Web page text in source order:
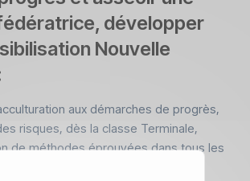
développer
Nouvelle
aux démarches de progrès,
risques, dès la classe Terminale,
de méthodes éprouvées dans tous les
post-Baccalauréat.